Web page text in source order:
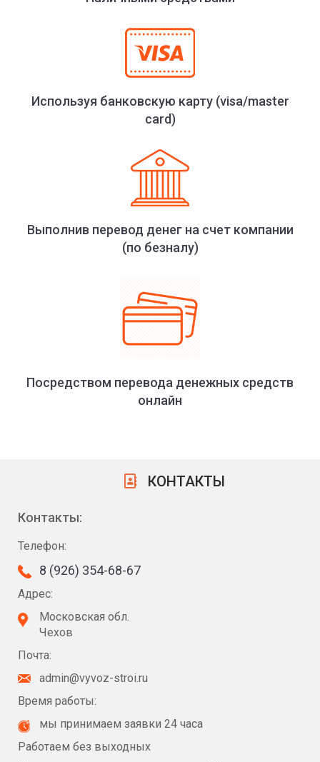
Используя банковскую карту (visa/master
card)
Выполнив перевод денег на счет компании
(по безналу)
Посредством перевода денежных средств
онлайн
КОНТАКТЫ
Контакты:
Телефон:
8 (926) 354-68-67
Адрес:
Московская обл.
Чехов
Почта:
admin@vyvoz-stroi.ru
Время работы:
мы принимаем заявки 24 часа
Работаем без выходных